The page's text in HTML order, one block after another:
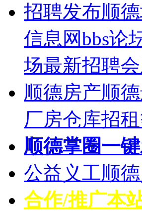
招聘发布顺
信息网bbs论
场最新招聘
顺德房产顺
厂房仓库招
顺德掌圈一
公益义工顺
合作/推广本